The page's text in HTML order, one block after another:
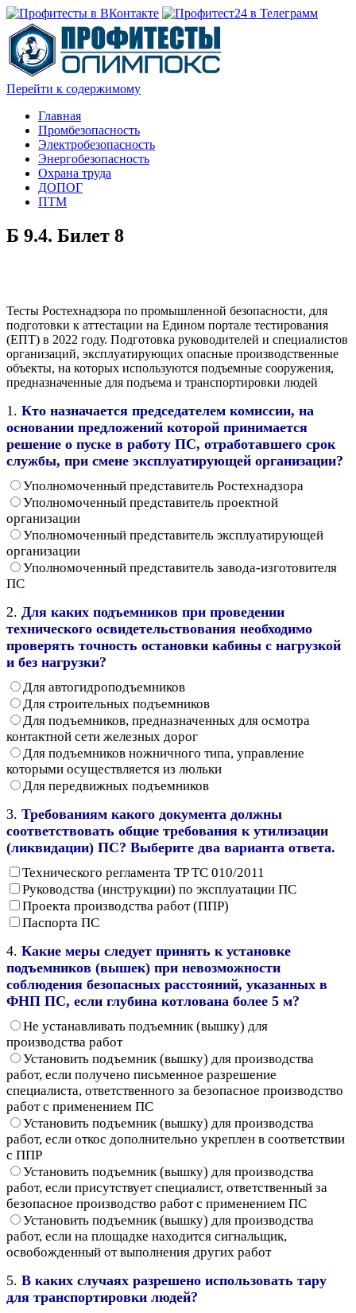
Перейти к содержимому
Главная
Промбезопасность
Электробезопасность
Энергобезопасность
Охрана труда
ДОПОГ
ПТМ
Б 9.4. Билет 8
Тесты Ростехнадзора по промышленной безопасности, для
подготовки к аттестации на Едином портале тестирования
(ЕПТ) в 2022 году. Подготовка руководителей и специалистов
организаций, эксплуатирующих опасные производственные
объекты, на которых используются подъемные сооружения,
предназначенные для подъема и транспортировки людей
1. Кто назначается председателем комиссии, на
основании предложений которой принимается
решение о пуске в работу ПС, отработавшего срок
службы, при смене эксплуатирующей организации?
Уполномоченный представитель Ростехнадзора
Уполномоченный представитель проектной
организации
Уполномоченный представитель эксплуатирующей
организации
Уполномоченный представитель завода-изготовителя
ПС
2. Для каких подъемников при проведении
технического освидетельствования необходимо
проверять точность остановки кабины с нагрузкой
и без нагрузки?
Для автогидроподъемников
Для строительных подъемников
Для подъемников, предназначенных для осмотра
контактной сети железных дорог
Для подъемников ножничного типа, управление
которыми осуществляется из люльки
Для передвижных подъемников
3. Требованиям какого документа должны
соответствовать общие требования к утилизации
(ликвидации) ПС? Выберите два варианта ответа.
Технического регламента TP ТС 010/2011
Руководства (инструкции) по эксплуатации ПС
Проекта производства работ (ППР)
Паспорта ПС
4. Какие меры следует принять к установке
подъемников (вышек) при невозможности
соблюдения безопасных расстояний, указанных в
ФНП ПС, если глубина котлована более 5 м?
Не устанавливать подъемник (вышку) для
производства работ
Установить подъемник (вышку) для производства
работ, если получено письменное разрешение
специалиста, ответственного за безопасное производство
работ с применением ПС
Установить подъемник (вышку) для производства
работ, если откос дополнительно укреплен в соответствии
с ППР
Установить подъемник (вышку) для производства
работ, если присутствует специалист, ответственный за
безопасное производство работ с применением ПС
Установить подъемник (вышку) для производства
работ, если на площадке находится сигнальщик,
освобожденный от выполнения других работ
5. В каких случаях разрешено использовать тару
для транспортировки людей?